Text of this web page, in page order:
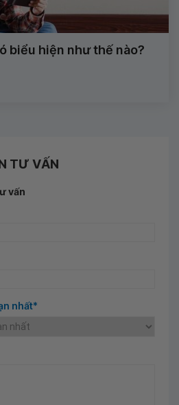
biểu hiện như thế nào?
TƯ VẤN
vấn
nhất*